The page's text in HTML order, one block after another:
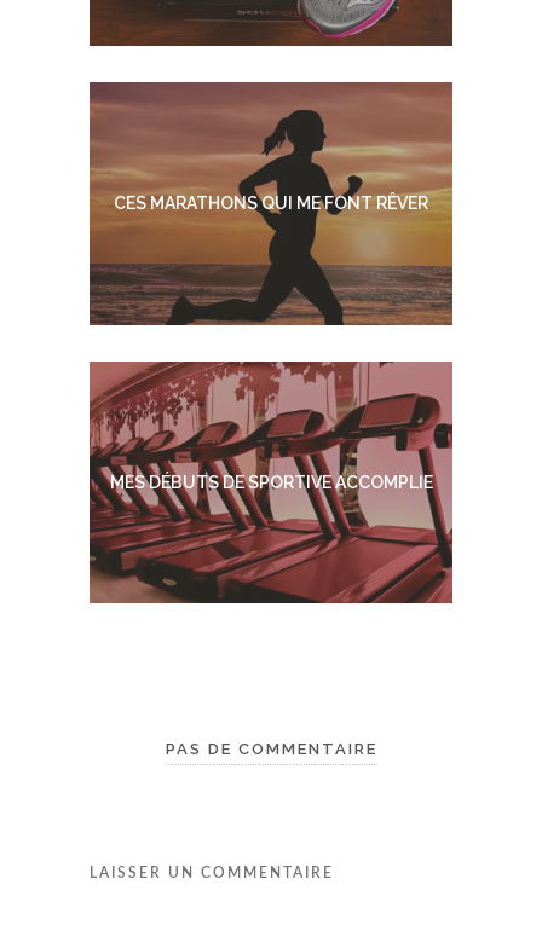
CES MARATHONS QUI ME FONT RÊVER
MES DÉBUTS DE SPORTIVE ACCOMPLIE
PAS DE COMMENTAIRE
LAISSER UN COMMENTAIRE